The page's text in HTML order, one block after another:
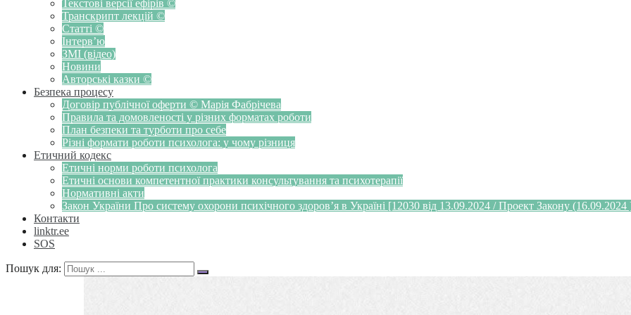
Текстові версії ефірів ©
Транскрипт лекцій ©
Статті ©
Інтерв’ю
ЗМІ (відео)
Новини
Авторські казки ©
Безпека процесу
Договір публічної оферти © Марія Фабрічева
Правила та домовленості у різних форматах роботи
План безпеки та турботи про себе
Різні формати роботи психолога: у чому різниця
Етичний кодекс
Етичні норми роботи психолога
Етичні основи компетентної практики консультування та психотерапії
Нормативні акти
Закон України Про систему охорони психічного здоров’я в Україні [12030 від 13.09.2024 / Проект Закону (16.09.2024
Контакти
linktr.ee
SOS
Пошук для: